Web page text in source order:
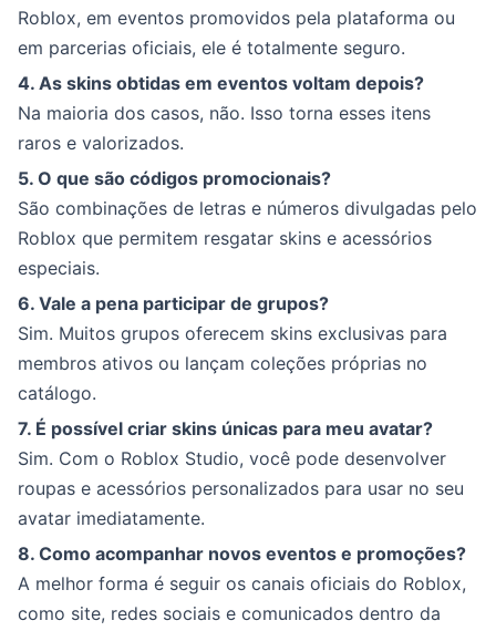
Roblox, em eventos promovidos pela plataforma ou
em parcerias oficiais, ele é totalmente seguro.
4. As skins obtidas em eventos voltam depois?
Na maioria dos casos, não. Isso torna esses itens
raros e valorizados.
5. O que são códigos promocionais?
São combinações de letras e números divulgadas pelo
Roblox que permitem resgatar skins e acessórios
especiais.
6. Vale a pena participar de grupos?
Sim. Muitos grupos oferecem skins exclusivas para
membros ativos ou lançam coleções próprias no
catálogo.
7. É possível criar skins únicas para meu avatar?
Sim. Com o Roblox Studio, você pode desenvolver
roupas e acessórios personalizados para usar no seu
avatar imediatamente.
8. Como acompanhar novos eventos e promoções?
A melhor forma é seguir os canais oficiais do Roblox,
como site, redes sociais e comunicados dentro da